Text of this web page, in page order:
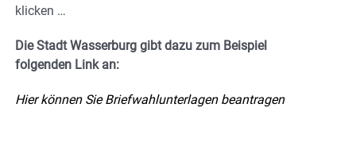
klicken …
Die Stadt Wasserburg gibt dazu zum Beispiel
folgenden Link an:
Hier können Sie Briefwahlunterlagen beantragen